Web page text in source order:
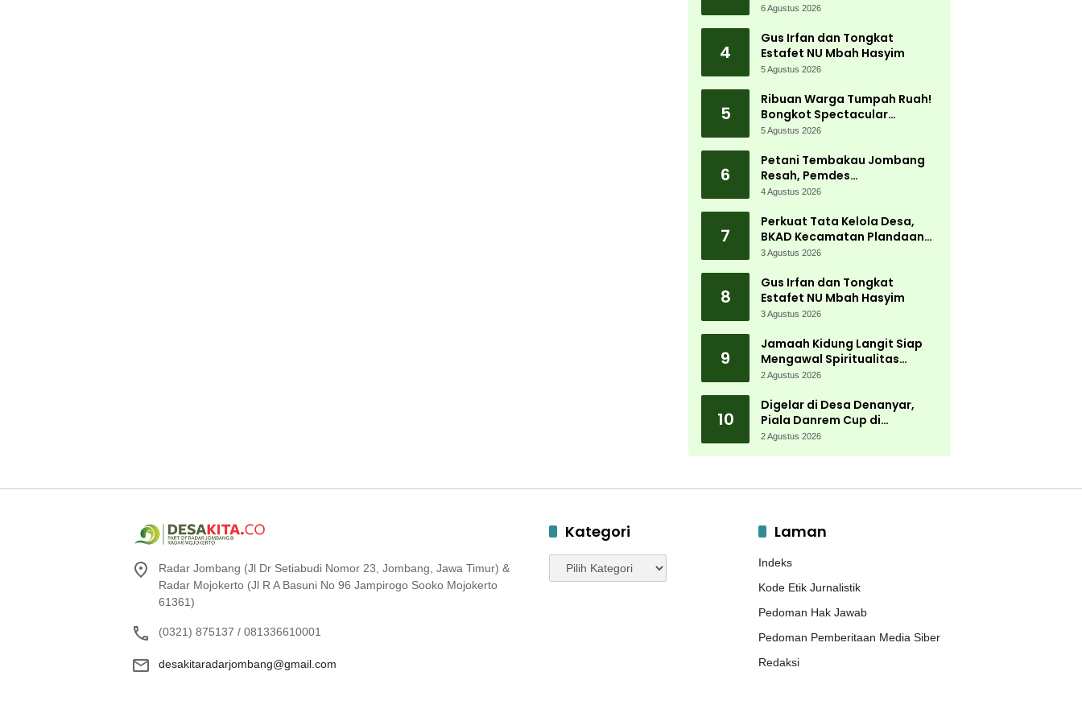
Jadi Magnet Ribuan
6 Agustus 2026
4
Gus Irfan dan Tongkat
Estafet NU Mbah Hasyim
5 Agustus 2026
5
Ribuan Warga Tumpah Ruah!
Bongkot Spectacular
Carnival 2026 Jadi Pesta
Peterongan
5 Agustus 2026
6
Petani Tembakau Jombang
Resah, Pemdes
Tanjungwadung dan Disperta
4 Agustus 2026
7
Perkuat Tata Kelola Desa,
BKAD Kecamatan Plandaan
Gelar Pelatihan Aparatur
3 Agustus 2026
8
Gus Irfan dan Tongkat
Estafet NU Mbah Hasyim
3 Agustus 2026
9
Jamaah Kidung Langit Siap
Mengawal Spiritualitas
Muktamar NU
2 Agustus 2026
10
Digelar di Desa Denanyar,
Piala Danrem Cup di
Jombang Fokus Cetak Bibit
2 Agustus 2026
Radar Jombang (Jl Dr Setiabudi Nomor 23, Jombang, Jawa Timur) &
Radar Mojokerto (Jl R A Basuni No 96 Jampirogo Sooko Mojokerto
61361)
(0321) 875137 / 081336610001
desakitaradarjombang@gmail.com
Kategori
Kategori
Laman
Indeks
Kode Etik Jurnalistik
Pedoman Hak Jawab
Pedoman Pemberitaan Media Siber
Redaksi